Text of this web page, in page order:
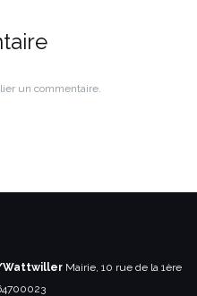
un commentaire.
Wattwiller Mairie, 10 rue de la 1ère